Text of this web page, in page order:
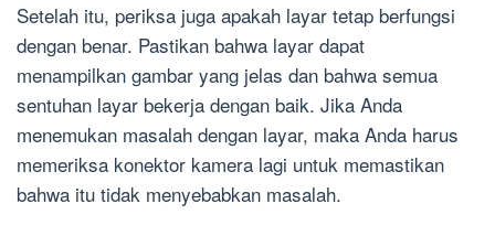
Setelah itu, periksa juga apakah layar tetap berfungsi
dengan benar. Pastikan bahwa layar dapat
menampilkan gambar yang jelas dan bahwa semua
sentuhan layar bekerja dengan baik. Jika Anda
menemukan masalah dengan layar, maka Anda harus
memeriksa konektor kamera lagi untuk memastikan
bahwa itu tidak menyebabkan masalah.